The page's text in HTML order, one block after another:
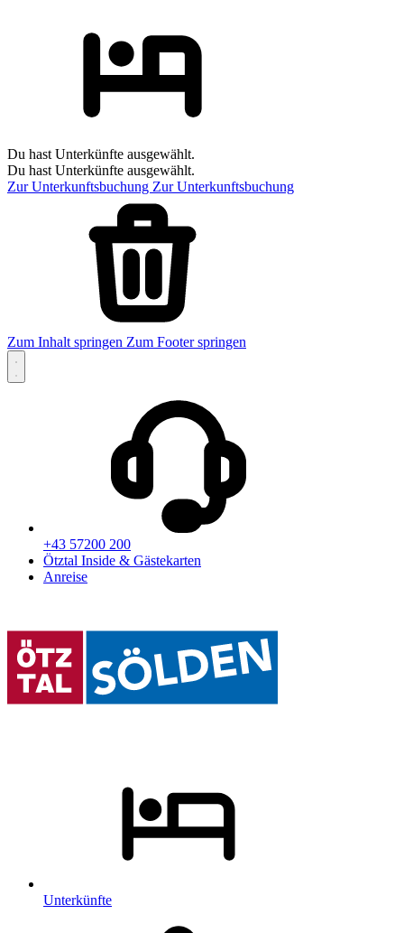
Du hast Unterkünfte ausgewählt.
Du hast Unterkünfte ausgewählt.
Zur Unterkunftsbuchung Zur Unterkunftsbuchung
Zum Inhalt springen Zum Footer springen
+43 57200 200
Ötztal Inside & Gästekarten
Anreise
Unterkünfte